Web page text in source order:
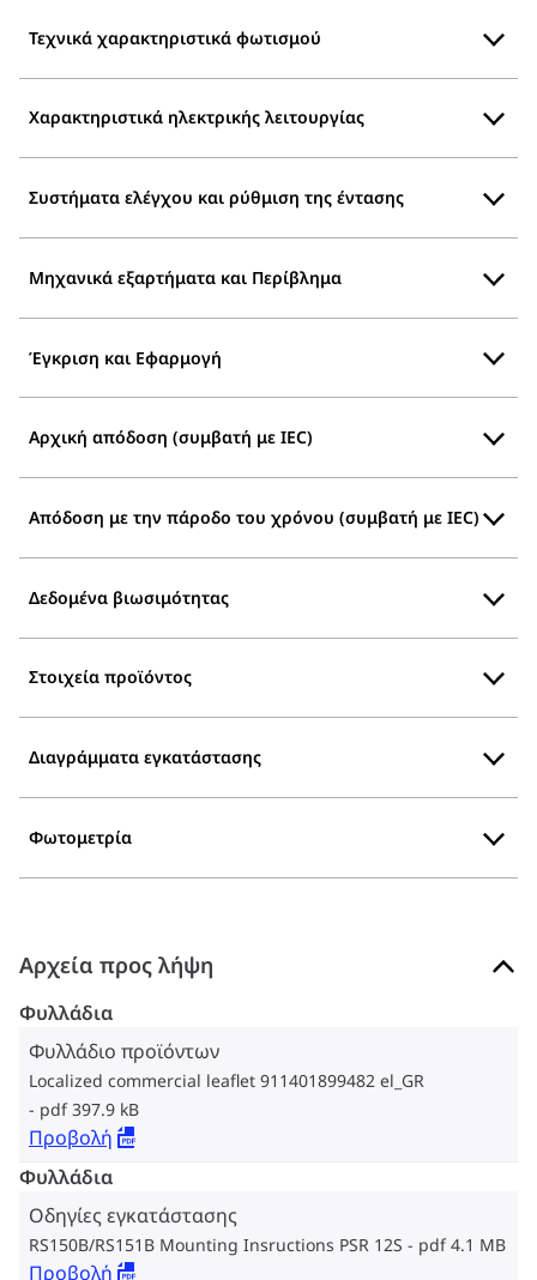
Τεχνικά χαρακτηριστικά φωτισμού
Χαρακτηριστικά ηλεκτρικής λειτουργίας
Συστήματα ελέγχου και ρύθμιση της έντασης
Μηχανικά εξαρτήματα και Περίβλημα
Έγκριση και Εφαρμογή
Αρχική απόδοση (συμβατή με IEC)
Απόδοση με την πάροδο του χρόνου (συμβατή με IEC)
Δεδομένα βιωσιμότητας
Στοιχεία προϊόντος
Διαγράμματα εγκατάστασης
Φωτομετρία
Αρχεία προς λήψη
Φυλλάδια
Φυλλάδιο προϊόντων
Localized commercial leaflet 911401899482 el_GR
pdf 397.9 kB
Προβολή
Φυλλάδια
Οδηγίες εγκατάστασης
RS150B/RS151B Mounting Insructions PSR 12S pdf 4.1 MB
Προβολή